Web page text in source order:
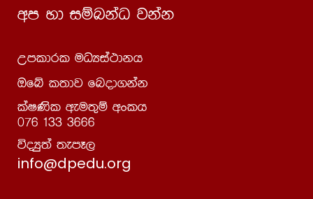
wm yd iïnkaO jkak
Wmldrl uOHia:dkh
Tfí l;dj fnod.kak
laIKsl weu;=ï wxlh
076 133 3666
úoHq;a ;emE,
info@dpedu.org